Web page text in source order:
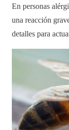
En personas
una reacción
detalles para